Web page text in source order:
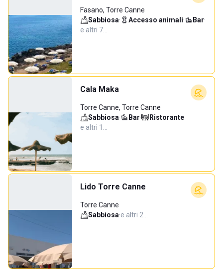
Fasano, Torre Canne
Sabbiosa· Accesso animali· Bar·
e altri 7…
Cala Maka
Torre Canne, Torre Canne
Sabbiosa· Bar· Ristorante·
e altri 1…
Lido Torre Canne
Torre Canne
Sabbiosa·e altri 2…